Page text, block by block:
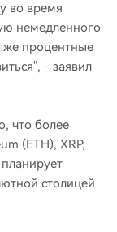
во время
немедленного
же процентные
- заявил
что более
(ETH), XRP,
столицей